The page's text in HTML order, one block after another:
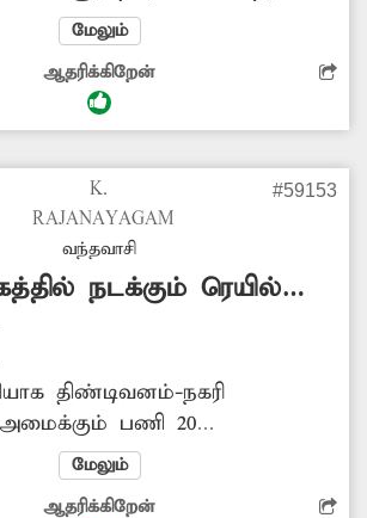
ரூ.1 கோடியே 3
சாலை
பஸ் நிலையம் உள்ளே
கால்வாய், குளியல் அறைகள்
பஸ் நிலைய பகுதியில்
ஏற்படுகிறது.
நகர முடியாமல்
எனவே சம்பந்தப்பட்ட
எடுத்து கலைஞர் சிலை
பஸ் நிலையம்
மேலும்
ஆதரிக்கிறேன்
K.
RAJANAYAGAM
வந்தவாசி
#59153
நடக்கும் ரெயில்
திண்டிவனம்-நகரி
பணி 20
வேகத்தில் நடந்து
அரசு உடனடியாக
மேலும்
ஆதரிக்கிறேன்